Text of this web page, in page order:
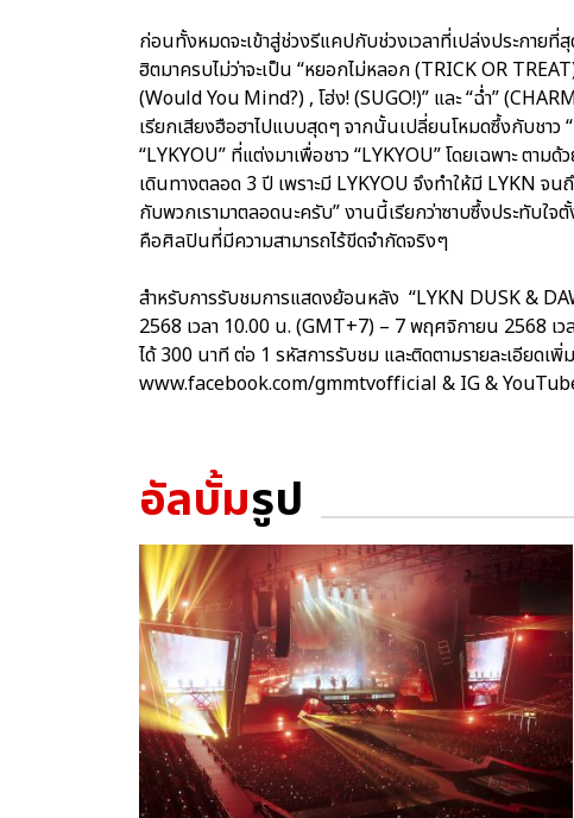
ก่อนทั้งหมดจะเข้าสู่ช่วงรีแคปกับช่วงเวลาที่เปล่งประกา
ฮิตมาครบไม่ว่าจะเป็น “หยอกไม่หลอก (TRICK OR
(Would You Mind?) , โฮ่ง! (SUGO!)” และ “ฉ่ำ”
เรียกเสียงฮือฮาไปแบบสุดๆ จากนั้นเปลี่ยนโหมดซึ้งกับชาว
“LYKYOU” ที่แต่งมาเพื่อชาว “LYKYOU” โดยเฉพาะ ต
เดินทางตลอด 3 ปี เพราะมี LYKYOU จึงทำให้มี LYKN
กับพวกเรามาตลอดนะครับ” งานนี้เรียกว่าซาบซึ้งประทับ
คือศิลปินที่มีความสามารถไร้ขีดจำกัดจริงๆ
สำหรับการรับชมการแสดงย้อนหลัง “LYKN DUSK &
2568 เวลา 10.00 น. (GMT+7) – 7 พฤศจิกายน 2568 เ
ได้ 300 นาที ต่อ 1 รหัสการรับชม และติดตามรายละเอียด
www.facebook.com/gmmtvofficial & IG &
อัลบั้มรูป